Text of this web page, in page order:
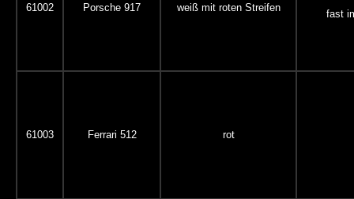
61002 Porsche 917 weiß mit roten Streifen
fast
61003 Ferrari 512 rot